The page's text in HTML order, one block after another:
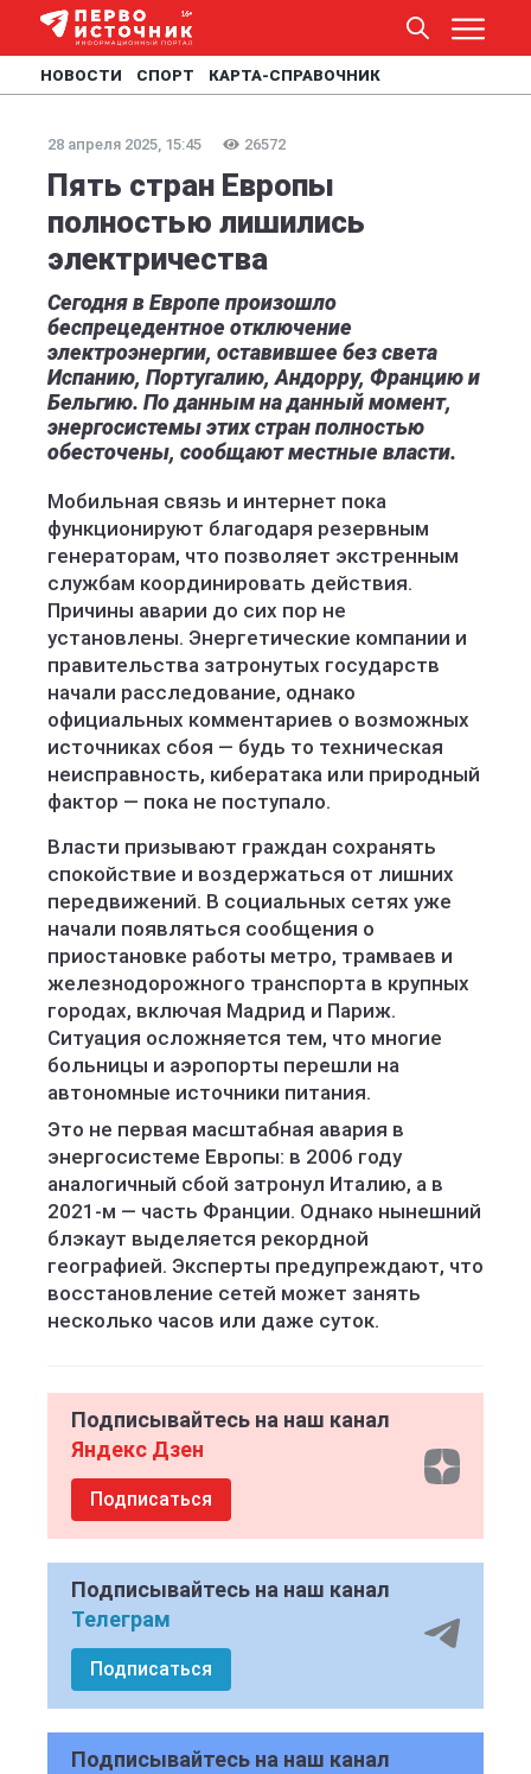
НОВОСТИ СПОРТ КАРТА-СПРАВОЧНИК
28 апреля 2025, 15:45 26572
Пять стран Европы
полностью лишились
электричества
Сегодня в Европе произошло
беспрецедентное отключение
электроэнергии, оставившее без света
Испанию, Португалию, Андорру, Францию и
Бельгию. По данным на данный момент,
энергосистемы этих стран полностью
обесточены, сообщают местные власти.
Мобильная связь и интернет пока
функционируют благодаря резервным
генераторам, что позволяет экстренным
службам координировать действия.
Причины аварии до сих пор не
установлены. Энергетические компании и
правительства затронутых государств
начали расследование, однако
официальных комментариев о возможных
источниках сбоя — будь то техническая
неисправность, кибератака или природный
фактор — пока не поступало.
Власти призывают граждан сохранять
спокойствие и воздержаться от лишних
передвижений. В социальных сетях уже
начали появляться сообщения о
приостановке работы метро, трамваев и
железнодорожного транспорта в крупных
городах, включая Мадрид и Париж.
Ситуация осложняется тем, что многие
больницы и аэропорты перешли на
автономные источники питания.
Это не первая масштабная авария в
энергосистеме Европы: в 2006 году
аналогичный сбой затронул Италию, а в
2021-м — часть Франции. Однако нынешний
блэкаут выделяется рекордной
географией. Эксперты предупреждают, что
восстановление сетей может занять
несколько часов или даже суток.
Подписывайтесь на наш канал
Яндекс Дзен
Подписаться
Подписывайтесь на наш канал
Телеграм
Подписаться
Подписывайтесь на наш канал